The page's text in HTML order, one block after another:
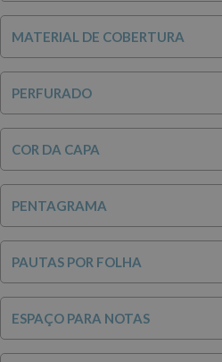
MATERIAL DE COBERTURA
PERFURADO
COR DA CAPA
PENTAGRAMA
PAUTAS POR FOLHA
ESPAÇO PARA NOTAS